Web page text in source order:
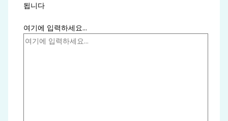
됩니다
여기에 입력하세요...